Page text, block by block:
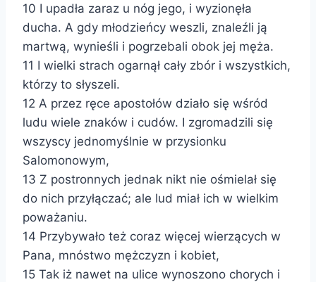
10 I upadła zaraz u nóg jego, i wyzionęła
ducha. A gdy młodzieńcy weszli, znaleźli ją
martwą, wynieśli i pogrzebali obok jej męża.
11 I wielki strach ogarnął cały zbór i wszystkich,
którzy to słyszeli.
12 A przez ręce apostołów działo się wśród
ludu wiele znaków i cudów. I zgromadzili się
wszyscy jednomyślnie w przysionku
Salomonowym,
13 Z postronnych jednak nikt nie ośmielał się
do nich przyłączać; ale lud miał ich w wielkim
poważaniu.
14 Przybywało też coraz więcej wierzących w
Pana, mnóstwo mężczyzn i kobiet,
15 Tak iż nawet na ulice wynoszono chorych i